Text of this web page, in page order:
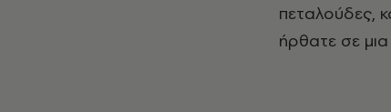
πεταλούδες,
ήρθατε σε